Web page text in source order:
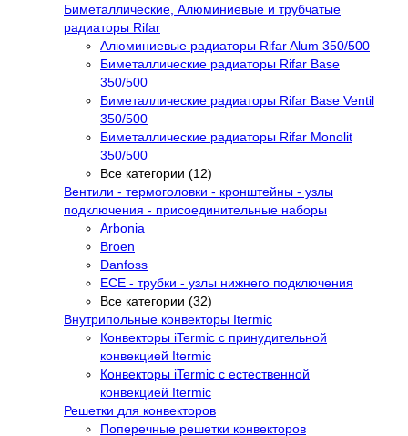
Биметаллические, Алюминиевые и трубчатые
радиаторы Rifar
Алюминиевые радиаторы Rifar Alum 350/500
Биметаллические радиаторы Rifar Base
350/500
Биметаллические радиаторы Rifar Base Ventil
350/500
Биметаллические радиаторы Rifar Monolit
350/500
Все категории (12)
Вентили - термоголовки - кронштейны - узлы
подключения - присоединительные наборы
Arbonia
Broen
Danfoss
ECE - трубки - узлы нижнего подключения
Все категории (32)
Внутрипольные конвекторы Itermic
Конвекторы iTermic c принудительной
конвекцией Itermic
Конвекторы iTermic с естественной
конвекцией Itermic
Решетки для конвекторов
Поперечные решетки конвекторов